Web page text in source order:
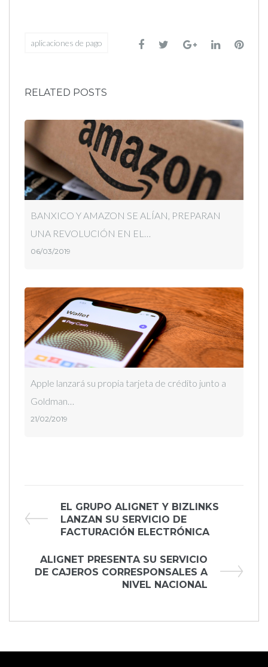
aplicaciones de pago Facebook
TwitterGoogle+
LinkedIn
RELATED POSTS
BANXICO Y AMAZON SE ALÍAN, PREPARAN
UNA REVOLUCIÓN EN EL…
06/03/2019
Apple lanzará su propia tarjeta de crédito junto a
Goldman…
21/02/2019
Navegación
entradas
Previous
Post
EL GRUPO ALIGNET Y BIZLINKS
LANZAN SU SERVICIO DE
FACTURACIÓN ELECTRÓNICA
Next
Post
ALIGNET PRESENTA SU SERVICIO
DE CAJEROS CORRESPONSALES A
NIVEL NACIONAL